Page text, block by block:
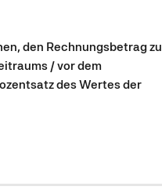
den Rechnungsbetrag zu
/ vor dem
des Wertes der